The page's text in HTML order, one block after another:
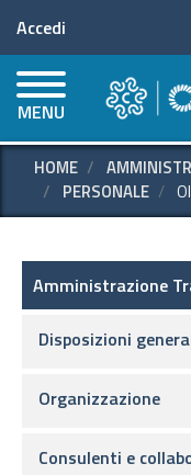
Menu profilo
Accedi
MENU
HOME
PERSONALE
Amministrazione
Disposizioni
Organizzazione
Consulenti e